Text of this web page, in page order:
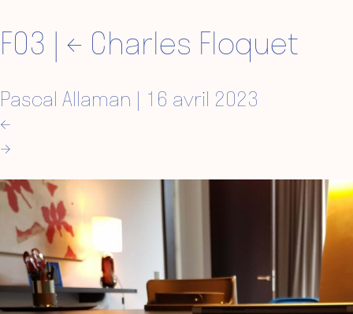
F03 | ← Charles Floquet
Pascal Allaman | 16 avril 2023
←
→